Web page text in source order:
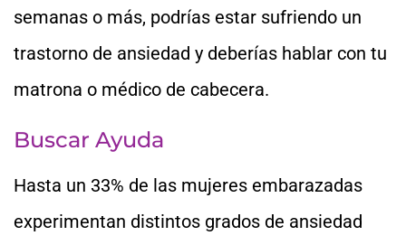
semanas o más, podrías estar sufriendo un
trastorno de ansiedad y deberías hablar con tu
matrona o médico de cabecera.
Buscar Ayuda
Hasta un 33% de las mujeres embarazadas
experimentan distintos grados de ansiedad